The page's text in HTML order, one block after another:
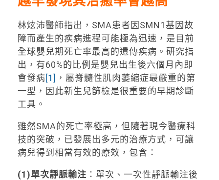
林炫沛醫師指出，SMA患者因SMN1基因故
障而產生的疾病進程可能極為迅速，是目前
全球嬰兒期死亡率最高的遺傳疾病。研究指
出，有60%的比例是嬰兒出生後六個月內即
會發病[1] ，屬脊髓性肌肉萎縮症最嚴重的第
一型，因此新生兒篩檢是很重要的早期診斷
工具。
雖然SMA的死亡率極高，但隨著現今醫療科
技的突破，已發展出多元的治療方式，可讓
病兒得到相當有效的療效，包含：
(1)單次靜脈輸注 ：單次、一次性靜脈輸注後